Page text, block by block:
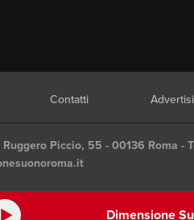
Dimensione
Contatti
Piccio, 55 - 00136 Roma -